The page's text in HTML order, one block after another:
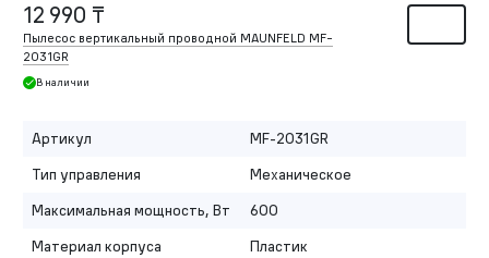
12 990 ₸
Пылесос вертикальный проводной MAUNFELD MF-
2031GR
В наличии
Артикул
MF-2031GR
Тип управления
Механическое
Максимальная мощность, Вт
600
Материал корпуса
Пластик